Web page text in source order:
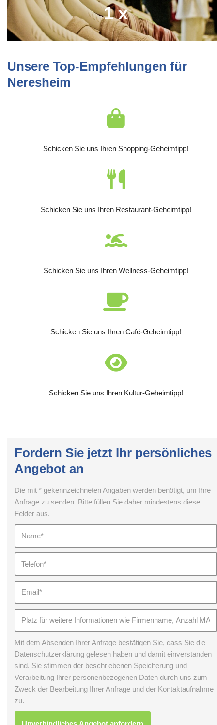
1 x
Unsere Top-Empfehlungen für
Neresheim
Schicken Sie uns Ihren Shopping-Geheimtipp!
Schicken Sie uns Ihren Restaurant-Geheimtipp!
Schicken Sie uns Ihren Wellness-Geheimtipp!
Schicken Sie uns Ihren Café-Geheimtipp!
Schicken Sie uns Ihren Kultur-Geheimtipp!
Fordern Sie jetzt Ihr persönliches
Angebot an
Die mit * gekennzeichneten Angaben werden benötigt, um Ihre
Anfrage zu senden. Bitte füllen Sie daher mindestens diese
Felder aus.
Mit dem Absenden Ihrer Anfrage bestätigen Sie, dass Sie die
Datenschutzerklärung gelesen haben und damit einverstanden
sind. Sie stimmen der beschriebenen Speicherung und
Verarbeitung Ihrer personenbezogenen Daten durch uns zum
Zweck der Bearbeitung Ihrer Anfrage und der Kontaktaufnahme
zu.